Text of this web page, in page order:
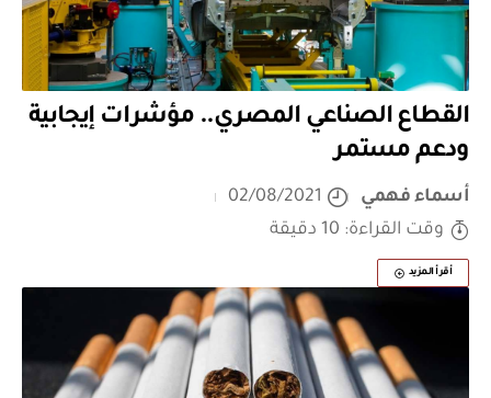
القطاع الصناعي المصري.. مؤشرات إيجابية
ودعم مستمر
أسماء فهمي
02/08/2021
وقت القراءة: 10 دقيقة
أقرأ المزيد